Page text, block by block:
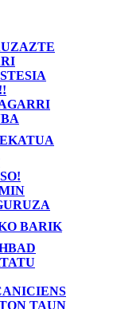
BARIK
TAUN